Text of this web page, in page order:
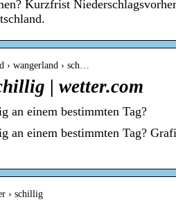
Kurzfrist
› wangerland › sch…
| wetter.com
an einem bestimmten Tag?
an einem bestimmten Tag?
› schillig